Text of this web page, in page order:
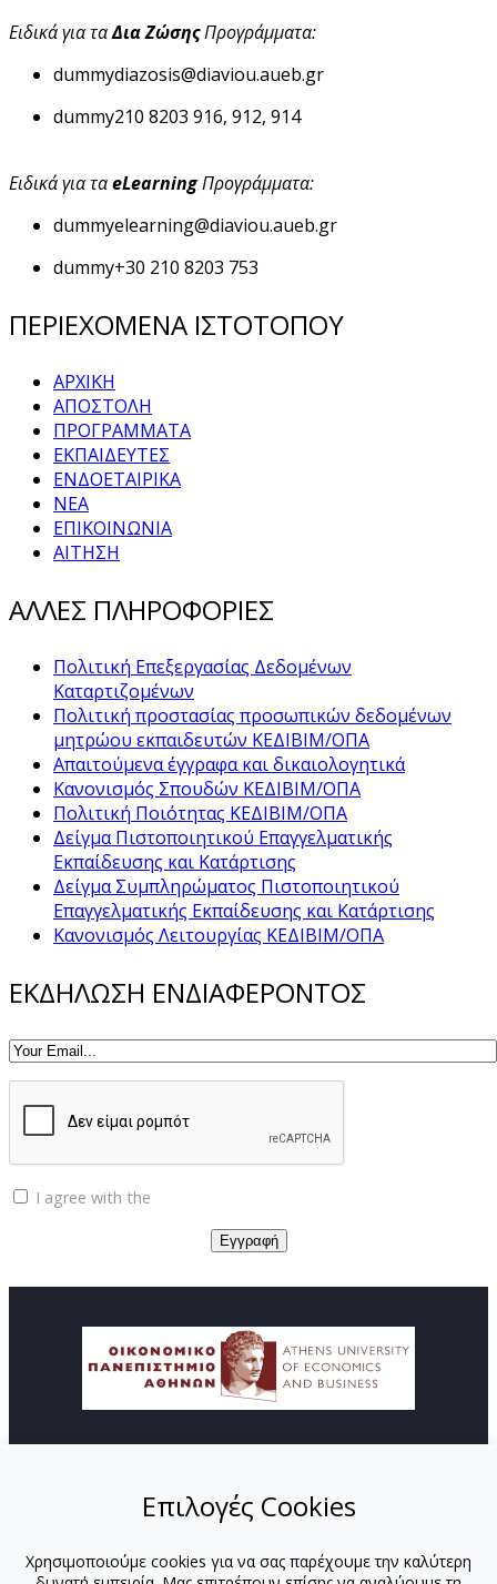
Ειδικά για ταΔια ΖώσηςΠρογράμματα:
dummydiazosis@diaviou.aueb.gr
dummy210 8203 916, 912, 914
Ειδικά για ταeLearningΠρογράμματα:
dummyelearning@diaviou.aueb.gr
dummy+30 210 8203 753
ΠΕΡΙΕΧΟΜΕΝΑ ΙΣΤΟΤΟΠΟΥ
ΑΡΧΙΚΗ
ΑΠΟΣΤΟΛΗ
ΠΡΟΓΡΑΜΜΑΤΑ
ΕΚΠΑΙΔΕΥΤΕΣ
ΕΝΔΟΕΤΑΙΡΙΚΑ
ΝΕΑ
ΕΠΙΚΟΙΝΩΝΙΑ
ΑΙΤΗΣΗ
ΑΛΛΕΣ ΠΛΗΡΟΦΟΡΙΕΣ
Πολιτική Επεξεργασίας Δεδομένων
Καταρτιζομένων
Πολιτική προστασίας προσωπικών δεδομένων
μητρώου εκπαιδευτών ΚΕΔΙΒΙΜ/ΟΠΑ
Απαιτούμενα έγγραφα και δικαιολογητικά
Κανονισμός Σπουδών ΚΕΔΙΒΙΜ/ΟΠΑ
Πολιτική Ποιότητας ΚΕΔΙΒΙΜ/ΟΠΑ
Δείγμα Πιστοποιητικού Επαγγελματικής
Εκπαίδευσης και Κατάρτισης
Δείγμα Συμπληρώματος Πιστοποιητικού
Επαγγελματικής Εκπαίδευσης και Κατάρτισης
Κανονισμός Λειτουργίας ΚΕΔΙΒΙΜ/ΟΠΑ
ΕΚΔΗΛΩΣΗ ΕΝΔΙΑΦΕΡΟΝΤΟΣ
I agree with the
ΑΠΟΣΤΟΛΗ
ΠΡΟΓΡΑΜΜΑΤΑ
Επιλογές Cookies
Χρησιμοποιούμε cookies για να σας παρέχουμε την καλύτερη